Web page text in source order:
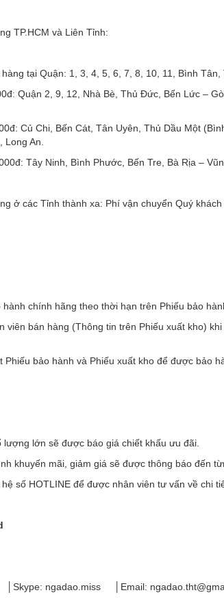
TP.HCM và Liên Tỉnh:
Quận: 1, 3, 4, 5, 6, 7, 8, 10, 11, Bình Tân,
2, 9, 12, Nhà Bè, Thủ Đức, Bến Lức – Gò
Chi, Bến Cát, Tân Uyên, Thủ Dầu Một (Bình
An.
Ninh, Bình Phước, Bến Tre, Bà Rịa –
các Tỉnh thành xa: Phí vận chuyển Quý khách
chính hãng theo thời hạn trên Phiếu bảo
viên bán hàng (Thông tin trên Phiếu xuất kho)
Phiếu bảo hành và Phiếu xuất kho để được bảo
lượng lớn sẽ được báo giá chiết khấu ưu đãi.
khuyến mãi, giảm giá sẽ được thông báo đến
số HOTLINE để được nhân viên tư vấn về chi
ngadao.miss │Email: